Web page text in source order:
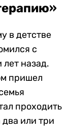
в детстве
с
назад.
пришел
проходить
или три